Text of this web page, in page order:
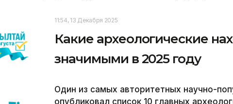
11:54, 13 Декабря 2025
Какие археологические
значимыми в 2025 году
Один из самых авторитетных научно-
опубликовал список 10 главных